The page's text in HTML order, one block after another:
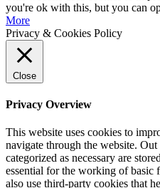
you're ok with this, but you can
More
Privacy & Cookies Policy
Close
Privacy Overview
This website uses cookies to
navigate through the website.
categorized as necessary are
essential for the working of basic
also use third-party cookies that